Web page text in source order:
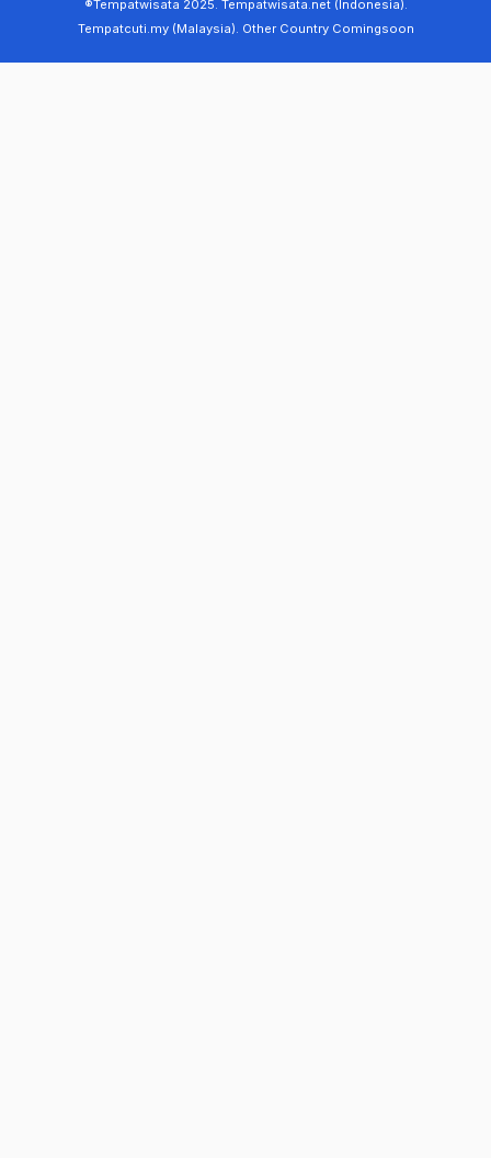
®Tempatwisata 2025. Tempatwisata.net (Indonesia).
Tempatcuti.my (Malaysia). Other Country Comingsoon